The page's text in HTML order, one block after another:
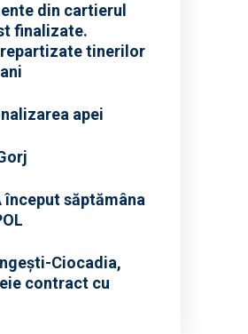
din cartierul
finalizate.
tinerilor
apei
săptămâna
Ciocadia,
contract cu